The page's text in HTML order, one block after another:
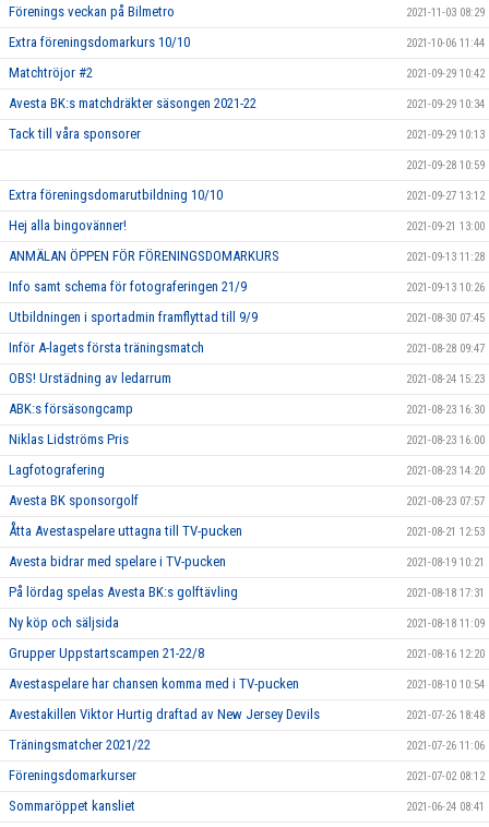
Förenings veckan på Bilmetro 2021-11-03 08:29
Extra föreningsdomarkurs 10/10 2021-10-06 11:44
Matchtröjor #2 2021-09-29 10:42
Avesta BK:s matchdräkter säsongen 2021-22 2021-09-29 10:34
Tack till våra sponsorer 2021-09-29 10:13
2021-09-28 10:59
Extra föreningsdomarutbildning 10/10 2021-09-27 13:12
Hej alla bingovänner! 2021-09-21 13:00
ANMÄLAN ÖPPEN FÖR FÖRENINGSDOMARKURS 2021-09-13 11:28
Info samt schema för fotograferingen 21/9 2021-09-13 10:26
Utbildningen i sportadmin framflyttad till 9/9 2021-08-30 07:45
Inför A-lagets första träningsmatch 2021-08-28 09:47
OBS! Urstädning av ledarrum 2021-08-24 15:23
ABK:s försäsongcamp 2021-08-23 16:30
Niklas Lidströms Pris 2021-08-23 16:00
Lagfotografering 2021-08-23 14:20
Avesta BK sponsorgolf 2021-08-23 07:57
Åtta Avestaspelare uttagna till TV-pucken 2021-08-21 12:53
Avesta bidrar med spelare i TV-pucken 2021-08-19 10:21
På lördag spelas Avesta BK:s golftävling 2021-08-18 17:31
Ny köp och säljsida 2021-08-18 11:09
Grupper Uppstartscampen 21-22/8 2021-08-16 12:20
Avestaspelare har chansen komma med i TV-pucken 2021-08-10 10:54
Avestakillen Viktor Hurtig draftad av New Jersey Devils 2021-07-26 18:48
Träningsmatcher 2021/22 2021-07-26 11:06
Föreningsdomarkurser 2021-07-02 08:12
Sommaröppet kansliet 2021-06-24 08:41